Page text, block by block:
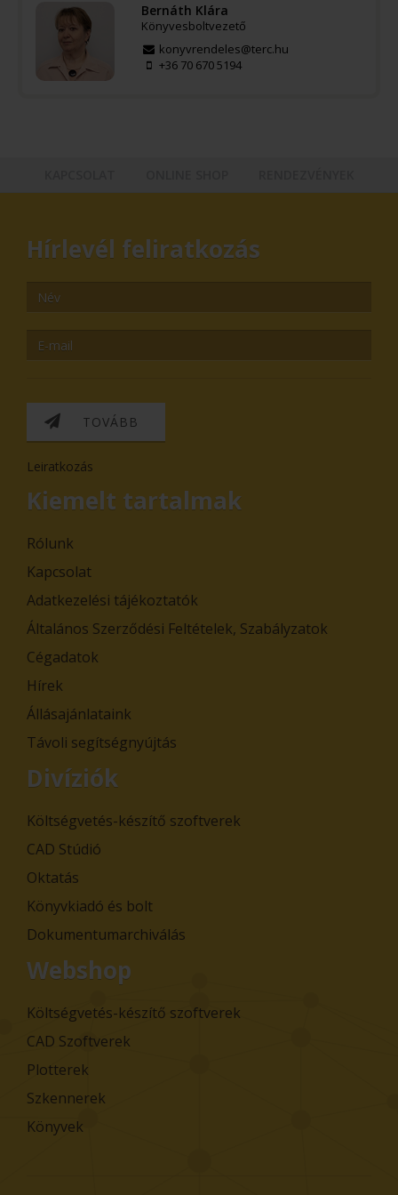
Bernáth Klára
Könyvesboltvezető
konyvrendeles@terc.hu
+36 70 670 5194
Hírlevél feliratkozás
TOVÁBB
Leiratkozás
Kiemelt tartalmak
Rólunk
Kapcsolat
Adatkezelési tájékoztatók
Általános Szerződési Feltételek, Szabályzatok
Cégadatok
Hírek
Állásajánlataink
Távoli segítségnyújtás
Divíziók
Költségvetés-készítő szoftverek
CAD Stúdió
Oktatás
Könyvkiadó és bolt
Dokumentumarchiválás
Webshop
Költségvetés-készítő szoftverek
CAD Szoftverek
Plotterek
Szkennerek
Könyvek